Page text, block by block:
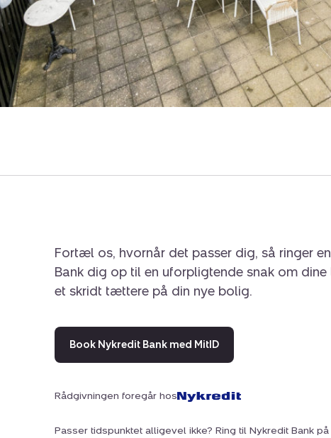
bor du med komfortabel gåafstand til alt det
butiksliv, hyggelige spisesteder, grønne
Limfjordens bølger og strand.
Fortæl os, hvornår det passer dig, så ringer
Bank dig op til en uforpligtende snak om dine
et skridt tættere på din nye bolig.
Book Nykredit Bank med MitID
Rådgivningen foregår hos
Passer tidspunktet alligevel ikke? Ring til Nykredit Bank